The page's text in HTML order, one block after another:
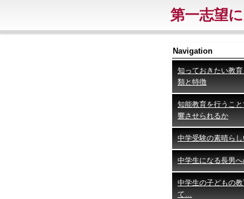
第一志望
Navigation
知っておきたい教
類と特徴
知能教育を行うこ
響させられるか
中学受験の素晴ら
中学生になる長男
中学生の子どもの
て…